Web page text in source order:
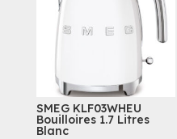
SMEG KLF03WHEU
Bouilloires 1.7 Litres
Blanc